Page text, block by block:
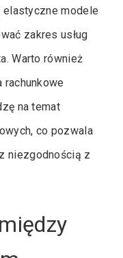
elastyczne modele
zakres usług
Warto również
rachunkowe
na temat
co pozwala
niezgodnością z